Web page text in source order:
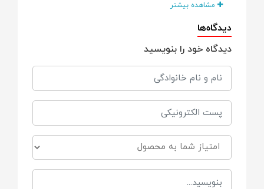
حالت خواب کامل
تنظیم پشتی
تنظیم ارتفاع دسته
تنظیم زیرپایی
تبدیل صندلی به کریکات
نصب کریر روی کالسکه
مشاهده بیشتر
دیدگاه‌ها
دیدگاه خود را بنویسید